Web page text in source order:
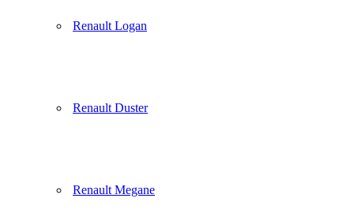
Renault Logan
Renault Duster
Renault Megane